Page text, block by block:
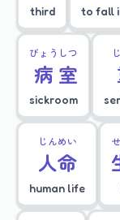
third to fall
病
びょう
室
しつ
sickroom
人
じん
命
めい
human life